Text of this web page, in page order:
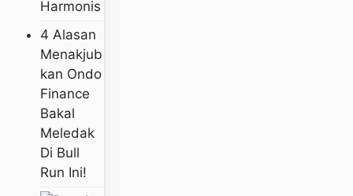
Harmonis
4 Alasan
Menakjub
Kan Ondo
Finance
Bakal
Meledak
Di Bull
Run Ini!